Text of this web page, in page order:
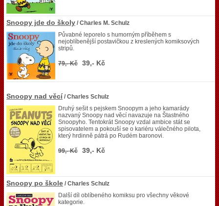
Snoopy jde do školy / Charles M. Schulz
Půvabné leporelo s humorným příběhem s
nejoblíbenější postavičkou z kreslených komiksových
stripů.
79,- Kč 39,- Kč
Snoopy nad věcí / Charles Schulz
Druhý sešit s pejskem Snoopym a jeho kamarády
nazvaný Snoopy nad věcí navazuje na Štastného
Snoopyho. Tentokrát Snoopy vzdal ambice stát se
spisovatelem a pokouší se o kariéru válečného pilota,
který hrdinně pátrá po Rudém baronovi.
99,- Kč 39,- Kč
Snoopy po škole / Charles Schulz
Další díl oblíbeného komiksu pro všechny věkové
kategorie.